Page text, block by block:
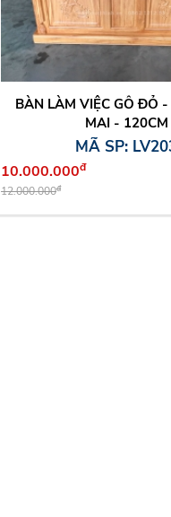
BÀN LÀM VIỆC GỖ ĐỎ
MAI - 120CM
MÃ SP:
10.000.000đ
12.000.000đ